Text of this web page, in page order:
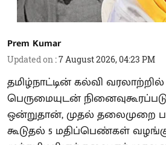
Prem Kumar
Updated on :7 August 2026, 04:23 PM
தமிழ்நாட்டின் கல்வி
பெருமையுடன்
ஒன்றுதான், முதல் தலைமுறை
கூடுதல் 5 மதிப்பெண்கள்